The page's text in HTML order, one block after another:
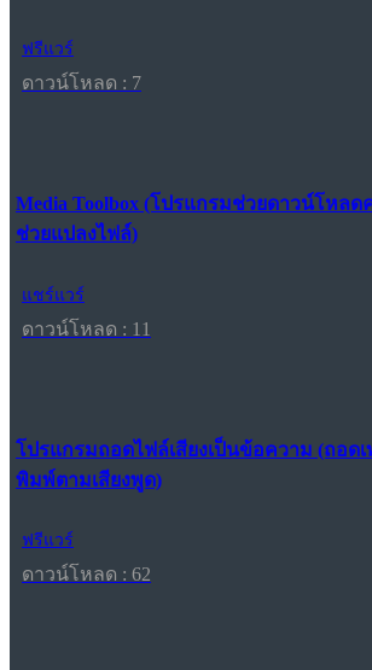
ฟรีแวร์
ดาวน์โหลด : 7
Media Toolbox (โปรแกรมช่วยดาวน์โหลด
ช่วยแปลงไฟล์)
แชร์แวร์
ดาวน์โหลด : 11
โปรแกรมถอดไฟล์เสียงเป็นข้อความ (ถอด
พิมพ์ตามเสียงพูด)
ฟรีแวร์
ดาวน์โหลด : 62